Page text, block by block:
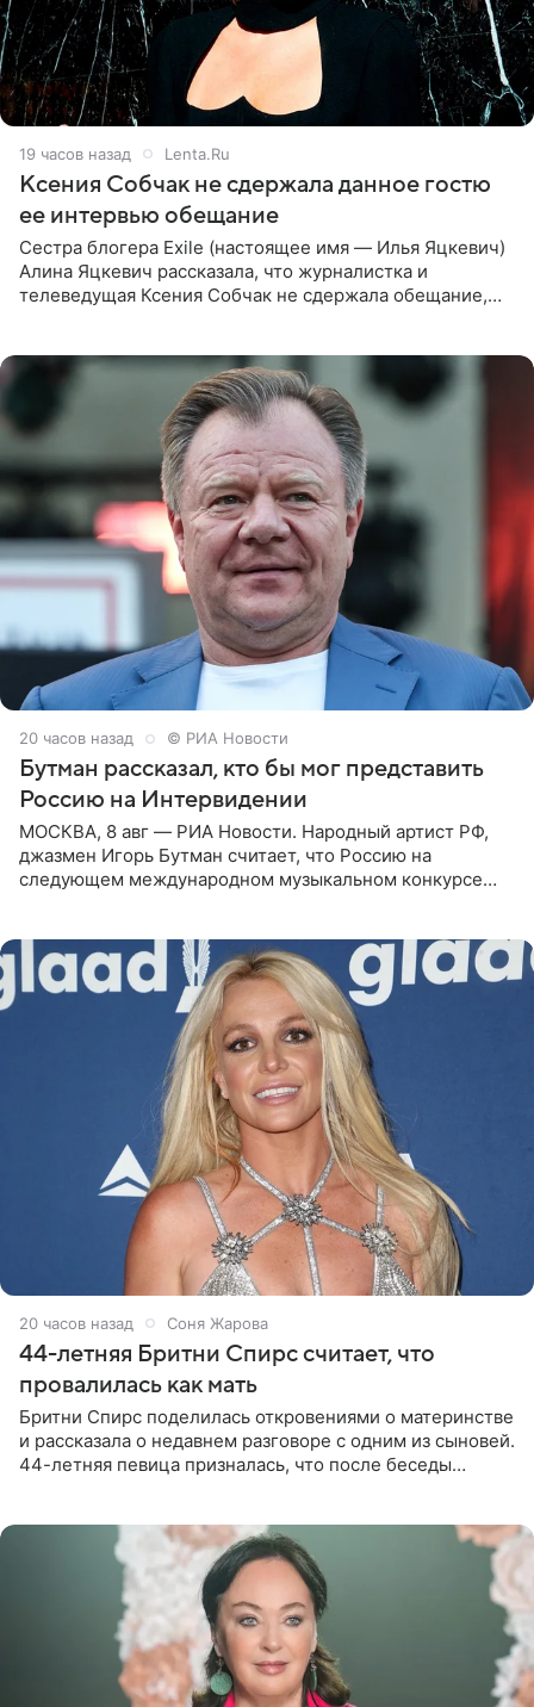
19 часов назад Lenta.Ru
Ксения Собчак не сдержала данное гостю
ее интервью обещание
Сестра блогера Exile (настоящее имя — Илья Яцкевич)
Алина Яцкевич рассказала, что журналистка и
телеведущая Ксения Собчак не сдержала обещание,
20 часов назад © РИА Новости
Бутман рассказал, кто бы мог представить
Россию на Интервидении
МОСКВА, 8 авг — РИА Новости. Народный артист РФ,
джазмен Игорь Бутман считает, что Россию на
следующем международном музыкальном конкурсе
20 часов назад Соня Жарова
44-летняя Бритни Спирс считает, что
провалилась как мать
Бритни Спирс поделилась откровениями о материнстве
и рассказала о недавнем разговоре с одним из сыновей.
44-летняя певица призналась, что после беседы